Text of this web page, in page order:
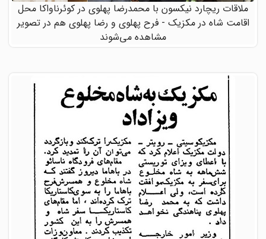
ملاقات ریچارد نیکسون با محمدرضا پهلوی در کوئرناواکا محل
اقامت شاه در مکزیک - فرح پهلوی و رضا پهلوی هم در تصویر
مشاهده می‌شوند